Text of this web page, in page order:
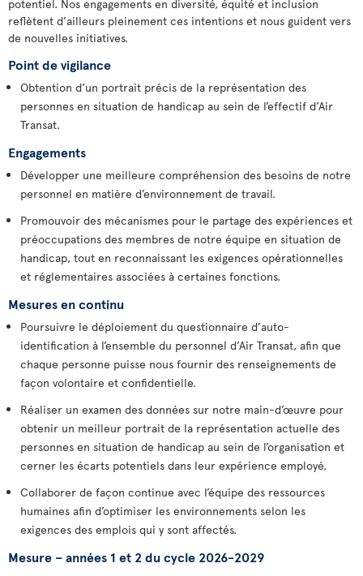
potentiel. Nos engagements en diversité, équité et inclusion
reflètent d’ailleurs pleinement ces intentions et nous guident vers
de nouvelles initiatives.
Point de vigilance
Obtention d’un portrait précis de la représentation des
personnes en situation de handicap au sein de l’effectif d’Air
Transat.
Engagements
Développer une meilleure compréhension des besoins de notre
personnel en matière d’environnement de travail.
Promouvoir des mécanismes pour le partage des expériences et
préoccupations des membres de notre équipe en situation de
handicap, tout en reconnaissant les exigences opérationnelles
et réglementaires associées à certaines fonctions.
Mesures en continu
Poursuivre le déploiement du questionnaire d’auto-
identification à l’ensemble du personnel d’Air Transat, afin que
chaque personne puisse nous fournir des renseignements de
façon volontaire et confidentielle.
Réaliser un examen des données sur notre main-d’œuvre pour
obtenir un meilleur portrait de la représentation actuelle des
personnes en situation de handicap au sein de l’organisation et
cerner les écarts potentiels dans leur expérience employé.
Collaborer de façon continue avec l’équipe des ressources
humaines afin d’optimiser les environnements selon les
exigences des emplois qui y sont affectés.
Mesure – années 1 et 2 du cycle 2026-2029